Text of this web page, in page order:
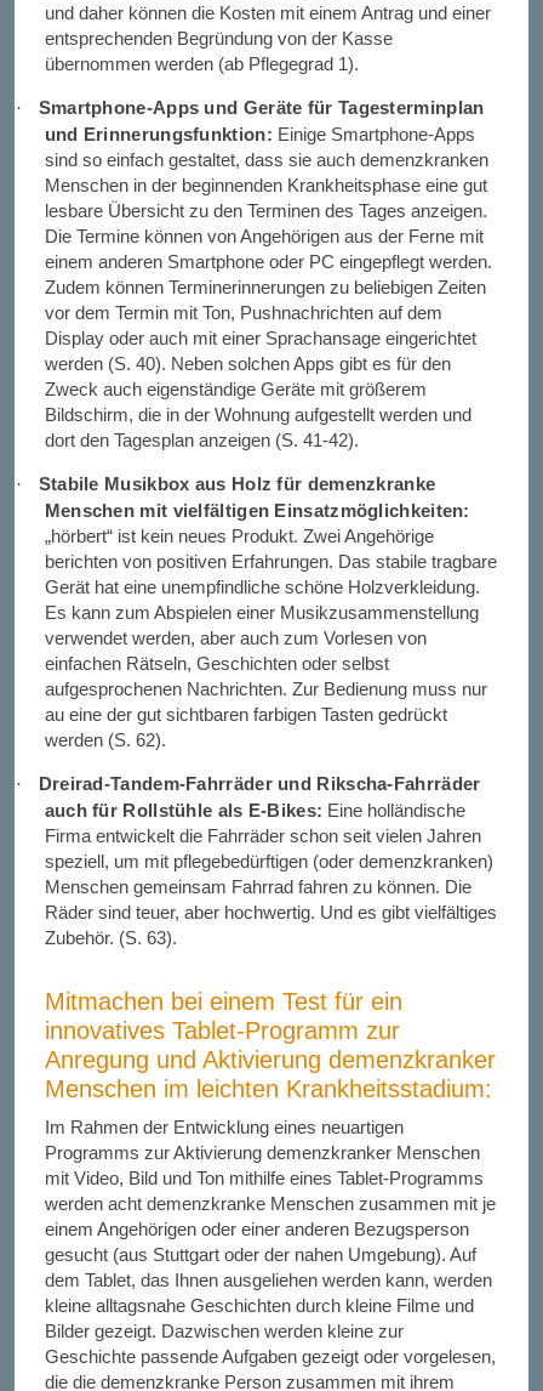
und daher können die Kosten mit einem Antrag und einer
entsprechenden Begründung von der Kasse
übernommen werden (ab Pflegegrad 1).
·
Smartphone-Apps und Geräte für Tagesterminplan
und Erinnerungsfunktion: Einige Smartphone-Apps
sind so einfach gestaltet, dass sie auch demenzkranken
Menschen in der beginnenden Krankheitsphase eine gut
lesbare Übersicht zu den Terminen des Tages anzeigen.
Die Termine können von Angehörigen aus der Ferne mit
einem anderen Smartphone oder PC eingepflegt werden.
Zudem können Terminerinnerungen zu beliebigen Zeiten
vor dem Termin mit Ton, Pushnachrichten auf dem
Display oder auch mit einer Sprachansage eingerichtet
werden (S. 40). Neben solchen Apps gibt es für den
Zweck auch eigenständige Geräte mit größerem
Bildschirm, die in der Wohnung aufgestellt werden und
dort den Tagesplan anzeigen (S. 41-42).
·
Stabile Musikbox aus Holz für demenzkranke
Menschen mit vielfältigen Einsatzmöglichkeiten:
„hörbert“ ist kein neues Produkt. Zwei Angehörige
berichten von positiven Erfahrungen. Das stabile tragbare
Gerät hat eine unempfindliche schöne Holzverkleidung.
Es kann zum Abspielen einer Musikzusammenstellung
verwendet werden, aber auch zum Vorlesen von
einfachen Rätseln, Geschichten oder selbst
aufgesprochenen Nachrichten. Zur Bedienung muss nur
au eine der gut sichtbaren farbigen Tasten gedrückt
werden (S. 62).
·
Dreirad-Tandem-Fahrräder und Rikscha-Fahrräder
auch für Rollstühle als E-Bikes: Eine holländische
Firma entwickelt die Fahrräder schon seit vielen Jahren
speziell, um mit pflegebedürftigen (oder demenzkranken)
Menschen gemeinsam Fahrrad fahren zu können. Die
Räder sind teuer, aber hochwertig. Und es gibt vielfältiges
Zubehör. (S. 63).
Mitmachen bei einem Test für ein
innovatives Tablet-Programm zur
Anregung und Aktivierung demenzkranker
Menschen im leichten Krankheitsstadium:
Im Rahmen der Entwicklung eines neuartigen
Programms zur Aktivierung demenzkranker Menschen
mit Video, Bild und Ton mithilfe eines Tablet-Programms
werden acht demenzkranke Menschen zusammen mit je
einem Angehörigen oder einer anderen Bezugsperson
gesucht (aus Stuttgart oder der nahen Umgebung). Auf
dem Tablet, das Ihnen ausgeliehen werden kann, werden
kleine alltagsnahe Geschichten durch kleine Filme und
Bilder gezeigt. Dazwischen werden kleine zur
Geschichte passende Aufgaben gezeigt oder vorgelesen,
die die demenzkranke Person zusammen mit ihrem